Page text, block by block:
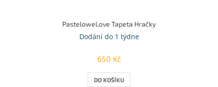
PasteloweLove Tapeta Hračky
Dodání do 1 týdne
650 Kč
DO KOŠÍKU